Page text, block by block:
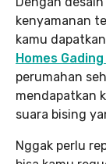
kenyamanan
kamu
Homes
perumahan
mendapatkan
suara bising
Nggak perlu